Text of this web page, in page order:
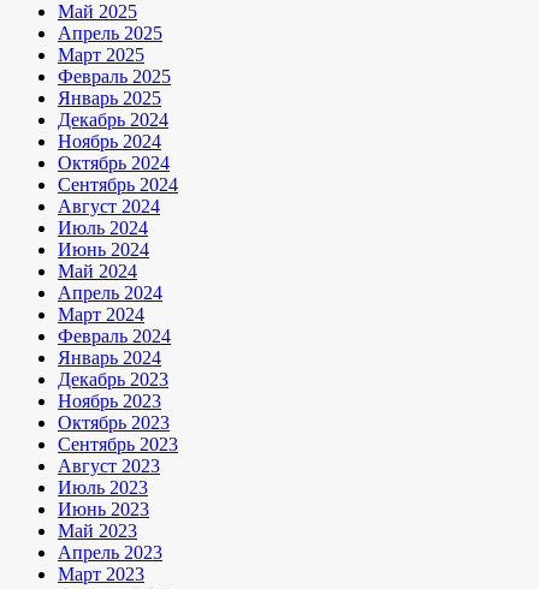
Май 2025
Апрель 2025
Март 2025
Февраль 2025
Январь 2025
Декабрь 2024
Ноябрь 2024
Октябрь 2024
Сентябрь 2024
Август 2024
Июль 2024
Июнь 2024
Май 2024
Апрель 2024
Март 2024
Февраль 2024
Январь 2024
Декабрь 2023
Ноябрь 2023
Октябрь 2023
Сентябрь 2023
Август 2023
Июль 2023
Июнь 2023
Май 2023
Апрель 2023
Март 2023